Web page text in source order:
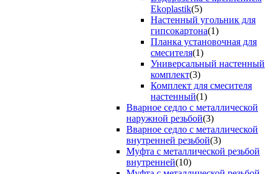
Ekoplastik(5)
Настенный угольник для
гипсокартона(1)
Планка установочная для
смесителя(1)
Универсальный настенный
комплект(3)
Комплект для смесителя
настенный(1)
Вварное седло с металлической
наружной резьбой(3)
Вварное седло с металлической
внутренней резьбой(3)
Муфта с металлической резьбой
внутренней(10)